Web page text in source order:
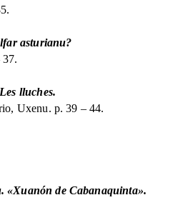
asturianu?
lluches.
Uxenu. p. 39 – 44.
«Xuanón de Cabanaquinta».